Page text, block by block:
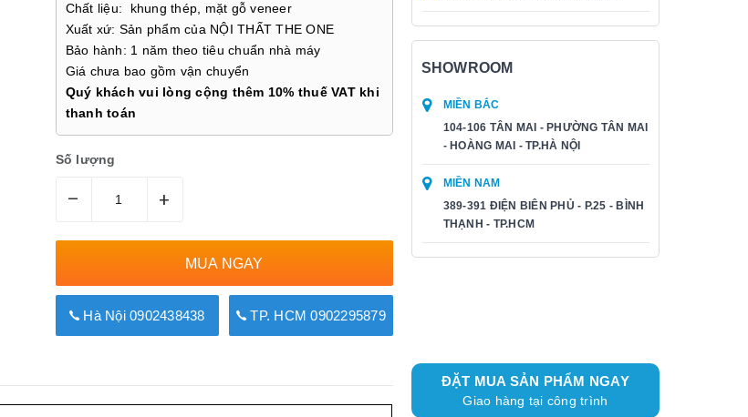
Chất liệu: khung thép, mặt gỗ veneer
Xuất xứ: Sản phẩm của NỘI THẤT THE ONE
Bảo hành: 1 năm theo tiêu chuẩn nhà máy
Giá chưa bao gồm vận chuyển
Quý khách vui lòng cộng thêm 10% thuế VAT khi
thanh toán
Số lượng
– +
MUA NGAY
Hà Nội 0902438438 TP. HCM 0902295879
SHOWROOM
MIỀN BẮC
104-106 TÂN MAI - PHƯỜNG TÂN MAI
- HOÀNG MAI - TP.HÀ NỘI
MIỀN NAM
389-391 ĐIỆN BIÊN PHỦ - P.25 - BÌNH
THẠNH - TP.HCM
ĐẶT MUA SẢN PHẨM NGAY
Giao hàng tại công trình